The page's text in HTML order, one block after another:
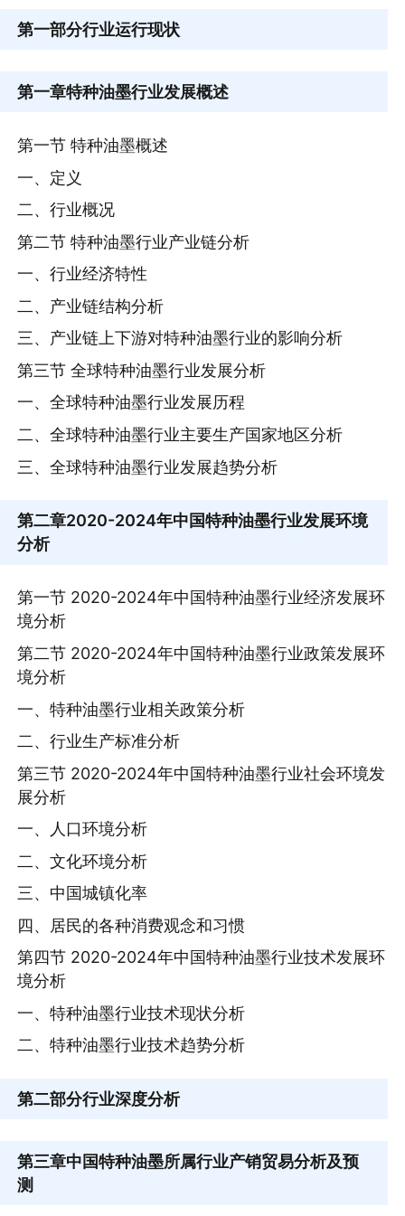
第一部分行业运行现状
第一章特种油墨行业发展概述
第一节 特种油墨概述
一、定义
二、行业概况
第二节 特种油墨行业产业链分析
一、行业经济特性
二、产业链结构分析
三、产业链上下游对特种油墨行业的影响分析
第三节 全球特种油墨行业发展分析
一、全球特种油墨行业发展历程
二、全球特种油墨行业主要生产国家地区分析
三、全球特种油墨行业发展趋势分析
第二章2020-2024年中国特种油墨行业发展环境
分析
第一节 2020-2024年中国特种油墨行业经济发展环
境分析
第二节 2020-2024年中国特种油墨行业政策发展环
境分析
一、特种油墨行业相关政策分析
二、行业生产标准分析
第三节 2020-2024年中国特种油墨行业社会环境发
展分析
一、人口环境分析
二、文化环境分析
三、中国城镇化率
四、居民的各种消费观念和习惯
第四节 2020-2024年中国特种油墨行业技术发展环
境分析
一、特种油墨行业技术现状分析
二、特种油墨行业技术趋势分析
第二部分行业深度分析
第三章中国特种油墨所属行业产销贸易分析及预
测